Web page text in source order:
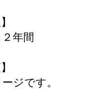
年間
ジです。